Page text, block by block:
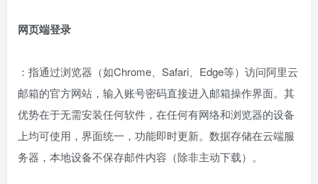
网页端登录
：指通过浏览器（如Chrome、Safari、Edge等）访问阿里云
邮箱的官方网站，输入账号密码直接进入邮箱操作界面。其
优势在于无需安装任何软件，在任何有网络和浏览器的设备
上均可使用，界面统一，功能即时更新。数据存储在云端服
务器，本地设备不保存邮件内容（除非主动下载）。